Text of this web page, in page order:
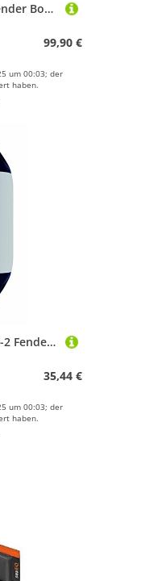
ARBO-INOX Marine Fender Bootsfender Rammschutz Langfender blau Größe Größe 2 Set (4 Stück)
99,90 €
um 00:03; der
haben.
polyform Norwegen F-2 Fender, weiß
35,44 €
um 00:03; der
haben.